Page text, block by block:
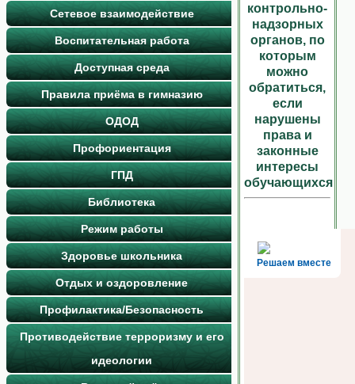
Сетевое взаимодействие
Воспитательная работа
Доступная среда
Правила приёма в гимназию
ОДОД
Профориентация
ГПД
Библиотека
Режим работы
Здоровье школьника
Отдых и оздоровление
Профилактика/Безопасность
Противодействие терроризму и его
идеологии
контрольно-
надзорных
органов, по
которым
можно
обратиться,
если
нарушены
права и
законные
интересы
обучающихся
Решаем вместе